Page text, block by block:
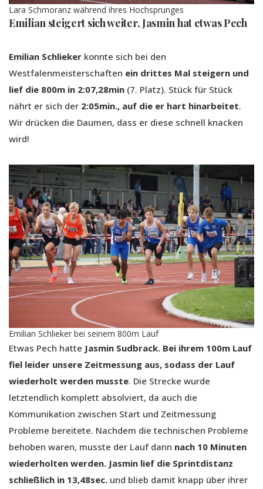
Lara Schmoranz während ihres Hochsprunges
Emilian steigert sich weiter, Jasmin hat etwas Pech
Emilian Schlieker konnte sich bei den
Westfalenmeisterschaften ein drittes Mal steigern und
lief die 800m in 2:07,28min (7. Platz). Stück für Stück
nährt er sich der 2:05min., auf die er hart hinarbeitet.
Wir drücken die Daumen, dass er diese schnell knacken
wird!
Emilian Schlieker bei seinem 800m Lauf
Etwas Pech hatte Jasmin Sudbrack. Bei ihrem 100m Lauf
fiel leider unsere Zeitmessung aus, sodass der Lauf
wiederholt werden musste. Die Strecke wurde
letztendlich komplett absolviert, da auch die
Kommunikation zwischen Start und Zeitmessung
Probleme bereitete. Nachdem die technischen Probleme
behoben waren, musste der Lauf dann nach 10 Minuten
wiederholten werden. Jasmin lief die Sprintdistanz
schließlich in 13,48sec. und blieb damit knapp über ihrer